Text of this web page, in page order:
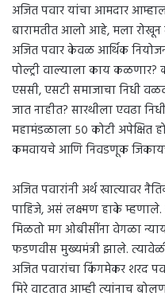
अजित पवार यांचा आमदार
बारामतीत आलो आहे, मला रोखून
अजित पवार केवळ आर्थिक
पोल्ट्री वाल्याला काय कळणार?
एससी, एसटी समाजाचा निधी
जात नाहीत? सारथीला एवढा
महामंडळाला ५० कोटी अपेक्षित
कमवायचे आणि निवडणूक
अजित पवारांनी अर्थ खात्यावर
पाहिजे, असं लक्ष्मण हाके
मिळतो मग ओबीसींना वेगळा
फडणवीस मुख्यमंत्री झाले.
अजित पवारांचा किंगमेकर शरद
मिरे वाटतात आम्ही त्यांनाच